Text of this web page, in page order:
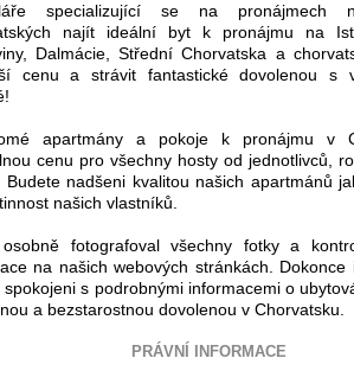
specializující se na pronájmech
najít ideální byt k pronájmu na
Dalmácie, Střední Chorvatska a
cenu a strávit fantastické dovolenou s
apartmány a pokoje k pronájmu v
cenu pro všechny hosty od jednotlivců,
Budete nadšeni kvalitou našich apartmánů
našich vlastníků.
fotografoval všechny fotky a
na našich webových stránkách.
spokojeni s podrobnými informacemi o
a bezstarostnou dovolenou v Chorvatsku.
PRÁVNÍ INFORMACE